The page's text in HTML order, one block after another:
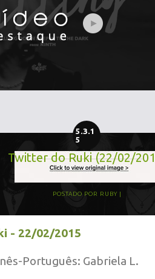
5.3.1
5
Twitter do Ruki (22/02/
POSTADO POR RUBY
- 22/02/2015
Português: Gabriela L.